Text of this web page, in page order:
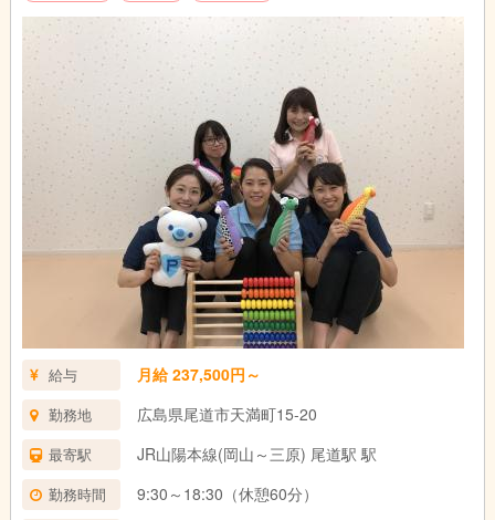
給与 月給 237,500円～
勤務地 広島県尾道市天満町15-20
最寄駅 JR山陽本線(岡山～三原) 尾道駅 駅
勤務時間 9:30～18:30（休憩60分）